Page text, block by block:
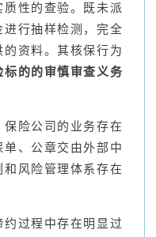
性的查验。既未派
行抽样检测，完全
资料。其核保行为
标的的审慎审查义务
保险公司的业务存在
、公章交由外部中
风险管理体系存在
过程中存在明显过